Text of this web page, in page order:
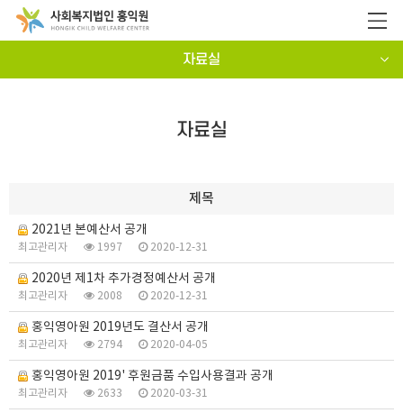
자료실
자료실
제목
2021년 본예산서 공개
최고관리자 1997 2020-12-31
2020년 제1차 추가경정예산서 공개
최고관리자 2008 2020-12-31
홍익영아원 2019년도 결산서 공개
최고관리자 2794 2020-04-05
홍익영아원 2019' 후원금품 수입사용결과 공개
최고관리자 2633 2020-03-31